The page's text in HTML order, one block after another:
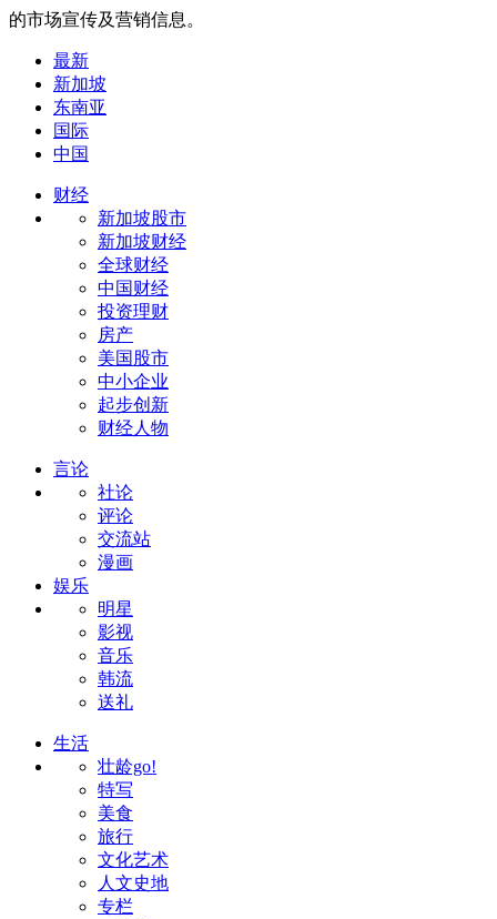
的市场宣传及营销信息。
最新
新加坡
东南亚
国际
中国
财经
新加坡股市
新加坡财经
全球财经
中国财经
投资理财
房产
美国股市
中小企业
起步创新
财经人物
言论
社论
评论
交流站
漫画
娱乐
明星
影视
音乐
韩流
送礼
生活
壮龄go!
特写
美食
旅行
文化艺术
人文史地
专栏